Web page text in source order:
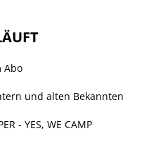
Abo
und alten Bekannten
- YES, WE CAMP